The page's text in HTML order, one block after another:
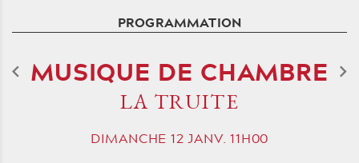
PROGRAMMATION
MUSIQUE DE CHAMBRE
LA TRUITE
DIMANCHE 12JANV.11H00